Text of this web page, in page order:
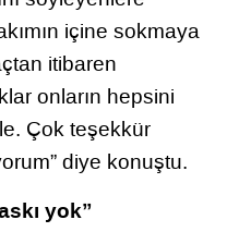
içine sokmaya
itibaren
onların hepsini
Çok teşekkür
diye konuştu.
yok”